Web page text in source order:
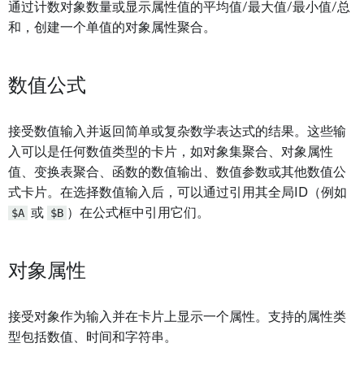
通过计数对象数量或显示属性值的平均值/最大值/最小值/总
和，创建一个单值的对象属性聚合。
数值公式
接受数值输入并返回简单或复杂数学表达式的结果。这些输
入可以是任何数值类型的卡片，如对象集聚合、对象属性
值、变换表聚合、函数的数值输出、数值参数或其他数值公
式卡片。在选择数值输入后，可以通过引用其全局ID（例如
$A 或 $B ）在公式框中引用它们。
对象属性
接受对象作为输入并在卡片上显示一个属性。支持的属性类
型包括数值、时间和字符串。